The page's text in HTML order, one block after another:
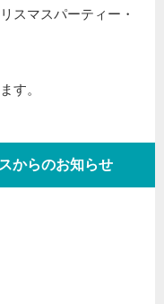
スマスパーティー・
す。
からのお知らせ